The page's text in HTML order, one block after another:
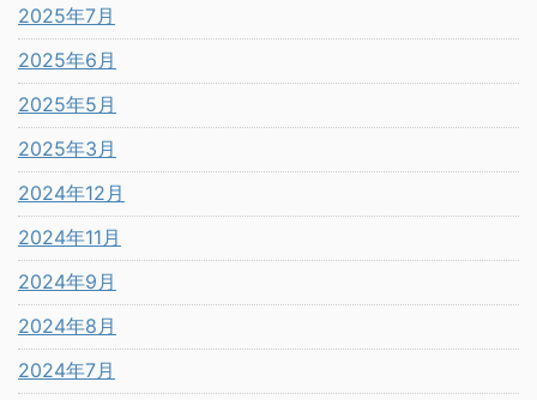
2025年7月
2025年6月
2025年5月
2025年3月
2024年12月
2024年11月
2024年9月
2024年8月
2024年7月